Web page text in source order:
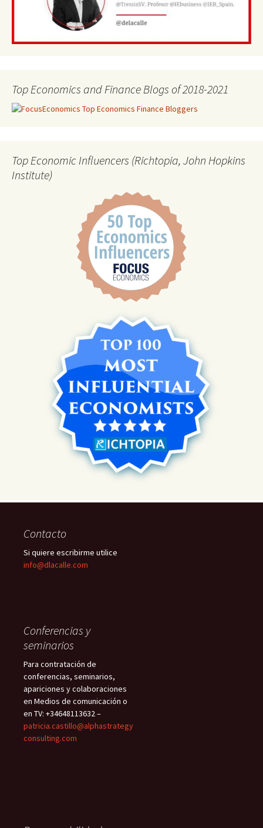
Top Economics and Finance Blogs of 2018-2021
Top Economic Influencers (Richtopia, John Hopkins
Institute)
Contacto
Si quiere escribirme utilice
info@dlacalle.com
Conferencias y
seminarios
Para contratación de
conferencias, seminarios,
apariciones y colaboraciones
en Medios de comunicación o
en TV: +34648113632 –
patricia.castillo@alphastrategy
consulting.com